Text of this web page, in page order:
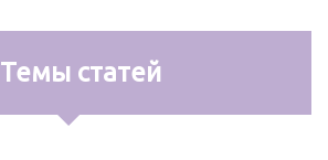
Темы статей